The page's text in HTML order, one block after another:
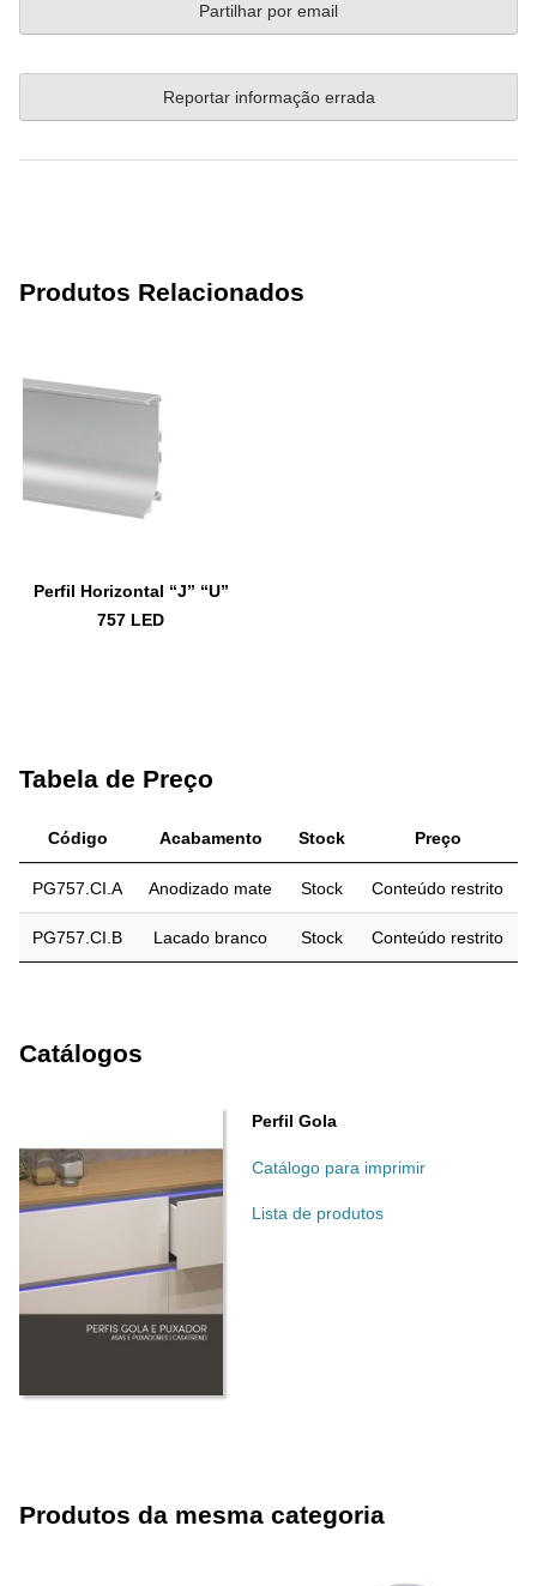
Partilhar por email
Reportar informação errada
Produtos Relacionados
Perfil Horizontal “J” “U”
757 LED
Tabela de Preço
Código Acabamento Stock Preço
PG757.CI.A Anodizado mate Stock Conteúdo restrito
PG757.CI.B Lacado branco Stock Conteúdo restrito
Catálogos
Perfil Gola
Catálogo para imprimir
Lista de produtos
Produtos da mesma categoria